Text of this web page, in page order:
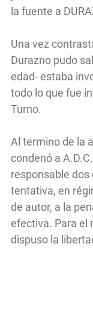
la fuente a
Una vez
Durazno pudo
edad- estaba
todo lo que fue
Turno.
Al termino de la
condenó a
responsable dos
tentativa, en
de autor, a la
efectiva. Para el
dispuso la